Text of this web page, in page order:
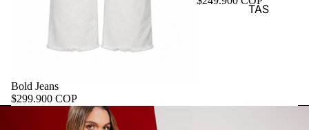
TAS
Bold Jeans
$299.900 COP